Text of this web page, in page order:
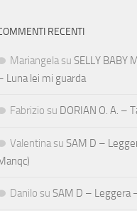
RECENTI
Mariangela su SELLY BABY
Luna lei mi guarda
Fabrizio su DORIAN O. A. –
Valentina su SAM D –
Danilo su SAM D – Leggera